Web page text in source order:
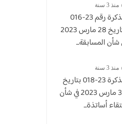
منذ 3 سنة
مذكرة رقم 23-016
بتاريخ 28 مارس 2023
شأن المسابقة...
منذ 3 سنة
​مذكرة 23-018 بتاريخ
30 مارس 2023 في شأن
أساتذة...